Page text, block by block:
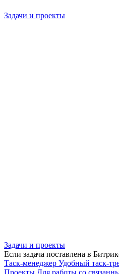
Задачи и проекты
Задачи и проекты
Если задача поставлена в
Таск-менеджер Удобный таск-
Проекты Для работы со